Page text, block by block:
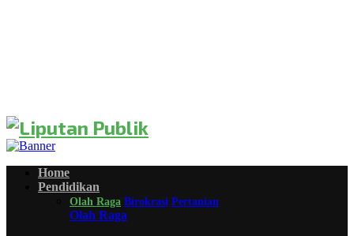
Home
Pendidikan
Olah Raga Birokrasi Pertanian
Olah Raga